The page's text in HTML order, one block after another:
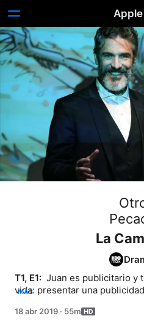
La
T1, E1: Juan es publicitario y
vida: presentar una
saldrá mal. Un compañero de
MÁS
18 abr 2019 · 55m